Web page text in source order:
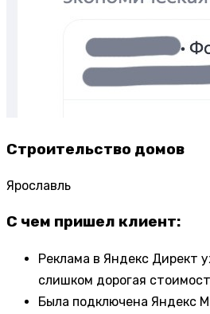
Строительство домов
Ярославль
С чем пришел клиент:
Реклама в Яндекс Директ
слишком дорогая
Была подключена Яндекс